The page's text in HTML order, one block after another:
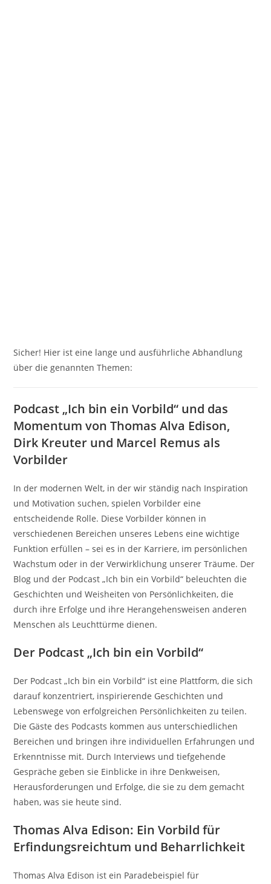
Sicher! Hier ist eine lange und ausführliche Abhandlung
über die genannten Themen:
Podcast „Ich bin ein Vorbild“ und das
Momentum von Thomas Alva Edison,
Dirk Kreuter und Marcel Remus als
Vorbilder
In der modernen Welt, in der wir ständig nach Inspiration
und Motivation suchen, spielen Vorbilder eine
entscheidende Rolle. Diese Vorbilder können in
verschiedenen Bereichen unseres Lebens eine wichtige
Funktion erfüllen – sei es in der Karriere, im persönlichen
Wachstum oder in der Verwirklichung unserer Träume. Der
Blog und der Podcast „Ich bin ein Vorbild“ beleuchten die
Geschichten und Weisheiten von Persönlichkeiten, die
durch ihre Erfolge und ihre Herangehensweisen anderen
Menschen als Leuchttürme dienen.
Der Podcast „Ich bin ein Vorbild“
Der Podcast „Ich bin ein Vorbild“ ist eine Plattform, die sich
darauf konzentriert, inspirierende Geschichten und
Lebenswege von erfolgreichen Persönlichkeiten zu teilen.
Die Gäste des Podcasts kommen aus unterschiedlichen
Bereichen und bringen ihre individuellen Erfahrungen und
Erkenntnisse mit. Durch Interviews und tiefgehende
Gespräche geben sie Einblicke in ihre Denkweisen,
Herausforderungen und Erfolge, die sie zu dem gemacht
haben, was sie heute sind.
Thomas Alva Edison: Ein Vorbild für
Erfindungsreichtum und Beharrlichkeit
Thomas Alva Edison ist ein Paradebeispiel für